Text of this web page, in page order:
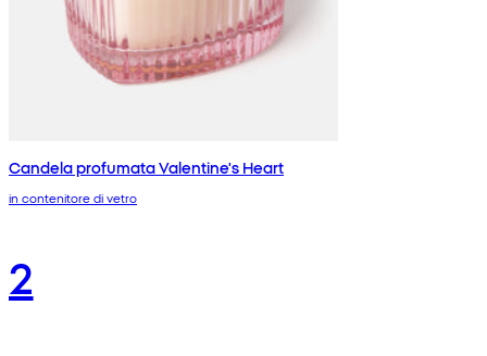
Candela profumata Valentine's Heart
in contenitore di vetro
2